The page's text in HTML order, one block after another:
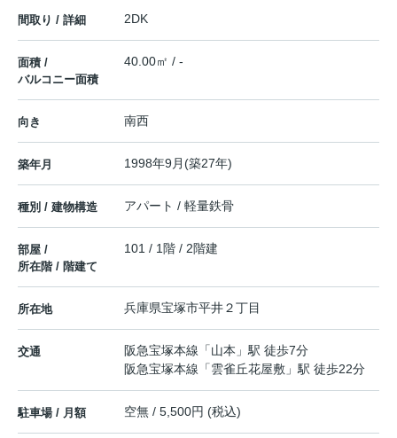
間取り / 詳細 2DK
面積 /
バルコニー面積
40.00㎡ / -
向き 南西
築年月 1998年9月(築27年)
種別 / 建物構造 アパート / 軽量鉄骨
部屋 /
所在階 / 階建て
101 / 1階 / 2階建
所在地 兵庫県宝塚市平井２丁目
交通 阪急宝塚本線 「山本 」駅 徒歩7分
阪急宝塚本線 「雲雀丘花屋敷 」駅 徒歩22分
駐車場 / 月額 空無 / 5,500円 (税込)